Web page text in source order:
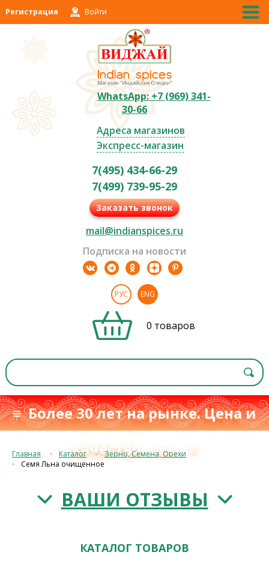
Регистрация Войти
WhatsApp: +7 (969) 341-
30-66
Адреса магазинов
Экспресс-магазин
7(495) 434-66-29
7(499) 739-95-29
Заказать звонок
mail@indianspices.ru
Подписка на новости
РУС ENG
0 товаров
≡ Более 30 лет на рынке. Цена и
качествос 1993 г.≡
Главная Каталог
Зерно, Семена, Орехи
Семя Льна очищенное
ВАШИ ОТЗЫВЫ
КАТАЛОГ ТОВАРОВ